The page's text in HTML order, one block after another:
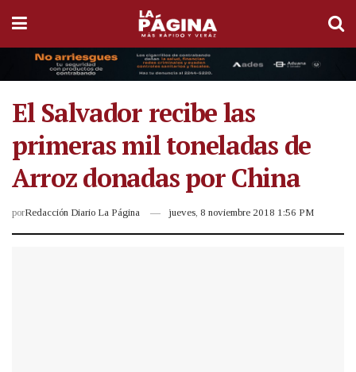
El Salvador recibe las
primeras mil toneladas de
Arroz donadas por China
porRedacción Diario La Página jueves, 8 noviembre 2018 1:56 PM